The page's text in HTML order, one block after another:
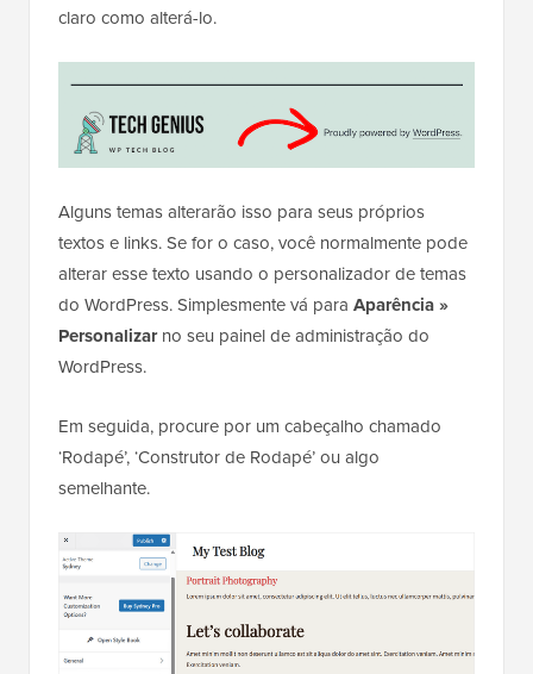
claro como alterá-lo.
Alguns temas alterarão isso para seus próprios
textos e links. Se for o caso, você normalmente pode
alterar esse texto usando o personalizador de temas
do WordPress. Simplesmente vá para Aparência »
Personalizarno seu painel de administração do
WordPress.
Em seguida, procure por um cabeçalho chamado
‘Rodapé’, ‘Construtor de Rodapé’ ou algo
semelhante.